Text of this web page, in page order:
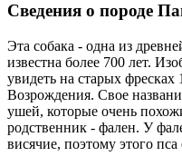
Сведения о породе
Эта собака - одна из
известна более 700 лет.
увидеть на старых фресках
Возрождения. Свое
ушей, которые очень
родственник - фален. У
висячие, поэтому этого